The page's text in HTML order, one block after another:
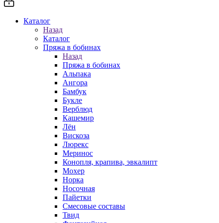
Каталог
Назад
Каталог
Пряжа в бобинах
Назад
Пряжа в бобинах
Альпака
Ангора
Бамбук
Букле
Верблюд
Кашемир
Лён
Вискоза
Люрекс
Меринос
Конопля, крапива, эвкалипт
Мохер
Норка
Носочная
Пайетки
Смесовые составы
Твид